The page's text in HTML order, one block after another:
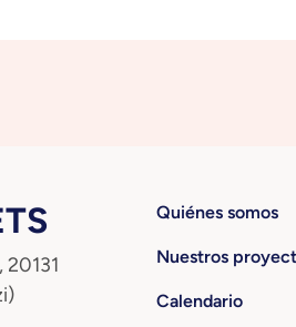
Quiénes somos
Nuestros
Calendario